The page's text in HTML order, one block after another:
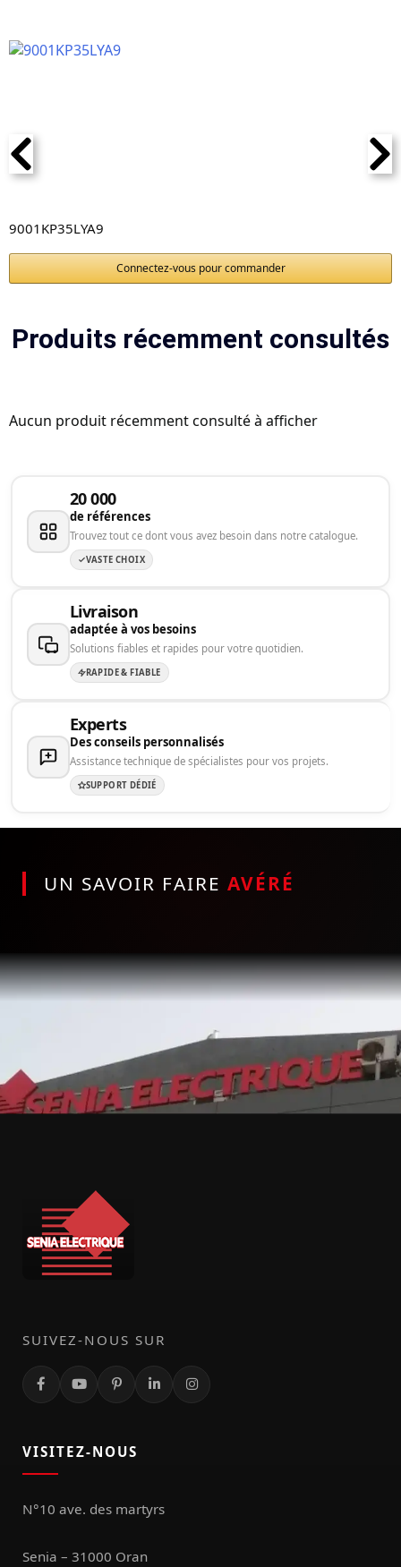
9001KP35LYA9
Connectez-vous pour commander
Produits récemment consultés
Aucun produit récemment consulté à afficher
20 000
de références
Trouvez tout ce dont vous avez besoin dans notre catalogue.
VASTE CHOIX
Livraison
adaptée à vos besoins
Solutions fiables et rapides pour votre quotidien.
RAPIDE & FIABLE
Experts
Des conseils personnalisés
Assistance technique de spécialistes pour vos projets.
SUPPORT DÉDIÉ
UN SAVOIR FAIRE AVÉRÉ
SUIVEZ-NOUS SUR
VISITEZ-NOUS
N°10 ave. des martyrs
Senia – 31000 Oran